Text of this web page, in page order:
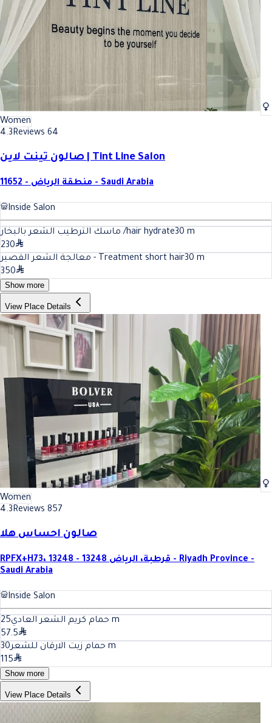
Women
4.3Reviews 64
صالون تينت لاين | Tint Line Salon
11652 - منطقة الرياض - Saudi Arabia
Inside Salon
ماسك الترطيب الشعر بالبخار /hair hydrate30 m
230
معالجة الشعر القصير - Treatment short hair30 m
350
Show more
View Place Details
Women
4.3Reviews 857
صالون احساس هلا
RPFX+H73، قرطبة، الرياض 13248 - 13248 - Riyadh Province -
Saudi Arabia
Inside Salon
حمام كريم الشعر العادي25
m
57.5
حمام زيت الارقان للشعر30
m
115
Show more
View Place Details